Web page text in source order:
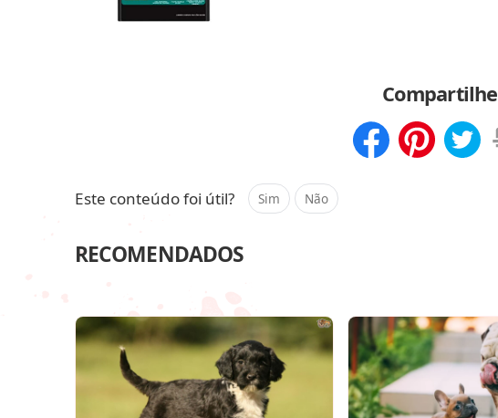
Compartilhe
Este conteúdo foi útil? Sim Não
RECOMENDADOS